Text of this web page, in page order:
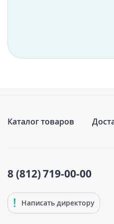
Каталог товаров
8 (812)719-00-00
Написать директору